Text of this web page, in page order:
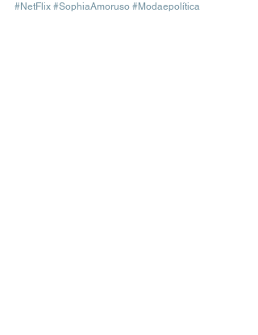
#NetFlix #SophiaAmoruso #Modaepolítica